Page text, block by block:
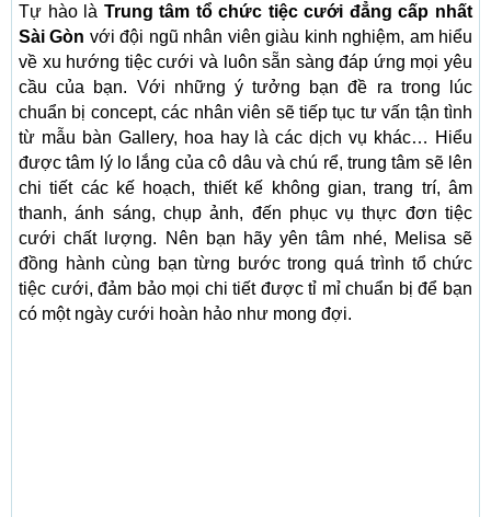
Tự hào là Trung tâm tổ chức tiệc cưới đẳng cấp nhất
Sài Gòn với đội ngũ nhân viên giàu kinh nghiệm, am hiểu
về xu hướng tiệc cưới và luôn sẵn sàng đáp ứng mọi yêu
cầu của bạn. Với những ý tưởng bạn đề ra trong lúc
chuẩn bị concept, các nhân viên sẽ tiếp tục tư vấn tận tình
từ mẫu bàn Gallery, hoa hay là các dịch vụ khác… Hiểu
được tâm lý lo lắng của cô dâu và chú rể, trung tâm sẽ lên
chi tiết các kế hoạch, thiết kế không gian, trang trí, âm
thanh, ánh sáng, chụp ảnh, đến phục vụ thực đơn tiệc
cưới chất lượng. Nên bạn hãy yên tâm nhé, Melisa sẽ
đồng hành cùng bạn từng bước trong quá trình tổ chức
tiệc cưới, đảm bảo mọi chi tiết được tỉ mỉ chuẩn bị để bạn
có một ngày cưới hoàn hảo như mong đợi.